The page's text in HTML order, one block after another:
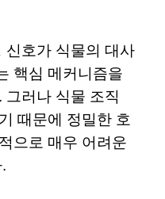
신호가 식물의 대사
핵심 메커니즘을
그러나 식물 조직
때문에 정밀한 호
으로 매우 어려운